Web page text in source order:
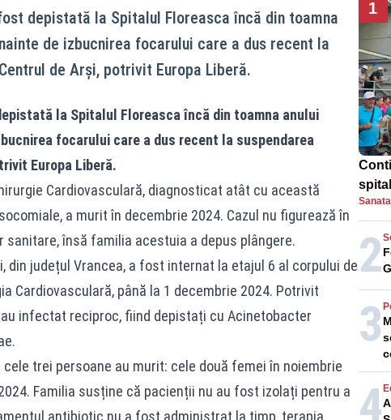
depistată la Spitalul Floreasca încă din toamna
de izbucnirea focarului care a dus recent la
de Arși, potrivit Europa Liberă.
la Spitalul Floreasca încă din toamna anului
focarului care a dus recent la suspendarea
Europa Liberă.
Cardiovasculară, diagnosticat atât cu această
a murit în decembrie 2024. Cazul nu figurează în
însă familia acestuia a depus plângere.
din județul Vrancea, a fost internat la etajul 6 al corpului de
Cardiovasculară, până la 1 decembrie 2024. Potrivit
infectat reciproc, fiind depistați cu Acinetobacter
trei persoane au murit: cele două femei în noiembrie
Familia susține că pacienții nu au fost izolați pentru a
antibiotic nu a fost administrat la timp, terapia
1
2
3
4